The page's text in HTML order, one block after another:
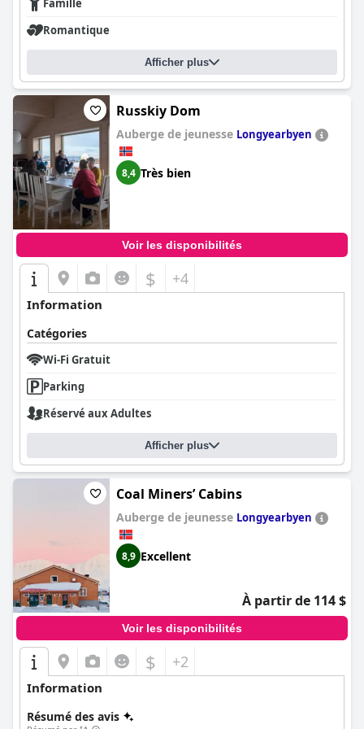
Famille
Romantique
Afficher plus
Russkiy Dom
Auberge de jeunesse Longyearbyen
8,4 Très bien
Voir les disponibilités
$ +4
Information
Catégories
Wi-Fi Gratuit
Parking
Réservé aux Adultes
Afficher plus
Coal Miners’ Cabins
Auberge de jeunesse Longyearbyen
8,9 Excellent
À partir de 114 $
Voir les disponibilités
$ +2
Information
Résumé des avis